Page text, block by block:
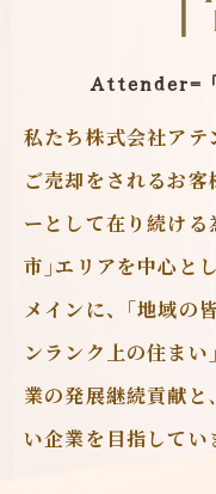
Attender=「
私たち株式会社アテ
ご売却をされるお
ーとして在り続け
市｣エリアを中心と
メインに、｢地域の
ンランク上の住ま
業の発展継続貢献
い企業を目指してい